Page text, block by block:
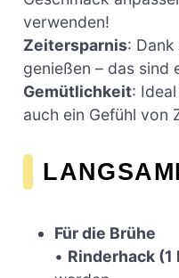
verwenden!
Zeitersparnis:
genießen – das sind
Gemütlichkeit:
auch ein Gefühl von
Für die Brühe
• Rinderhack (1